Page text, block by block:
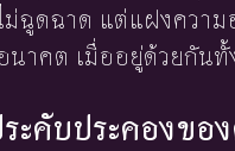
ฉูดฉาด แต่แฝงควา
นาคต เมื่ออยู่ด้วยกัน
คับประคองขอ